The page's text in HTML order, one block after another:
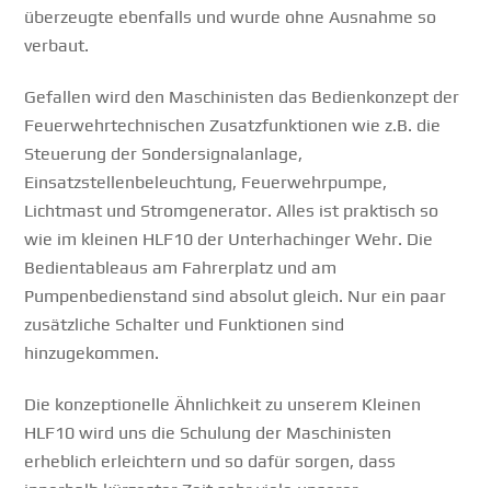
überzeugte ebenfalls und wurde ohne Ausnahme so
verbaut.
Gefallen wird den Maschinisten das Bedienkonzept der
Feuerwehrtechnischen Zusatzfunktionen wie z.B. die
Steuerung der Sondersignalanlage,
Einsatzstellenbeleuchtung, Feuerwehrpumpe,
Lichtmast und Stromgenerator. Alles ist praktisch so
wie im kleinen HLF10 der Unterhachinger Wehr. Die
Bedientableaus am Fahrerplatz und am
Pumpenbedienstand sind absolut gleich. Nur ein paar
zusätzliche Schalter und Funktionen sind
hinzugekommen.
Die konzeptionelle Ähnlichkeit zu unserem Kleinen
HLF10 wird uns die Schulung der Maschinisten
erheblich erleichtern und so dafür sorgen, dass